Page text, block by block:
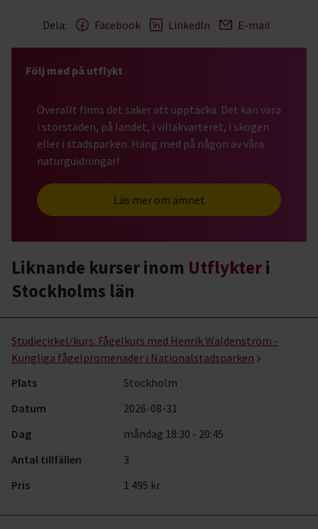
Dela: Facebook LinkedIn E-mail
Följ med på utflykt
Överallt finns det saker att upptäcka. Det kan vara
i storstaden, på landet, i villakvarteret, i skogen
eller i stadsparken. Häng med på någon av våra
naturguidningar!
Läs mer om ämnet
Liknande kurser inom Utflykteri
Stockholms län
Studiecirkel/kurs: Fågelkurs med Henrik Waldenström -
Kungliga fågelpromenader i Nationalstadsparken
Plats
Stockholm
Datum
2026-08-31
Dag
måndag 18:30 - 20:45
Antal tillfällen
3
Pris
1 495 kr